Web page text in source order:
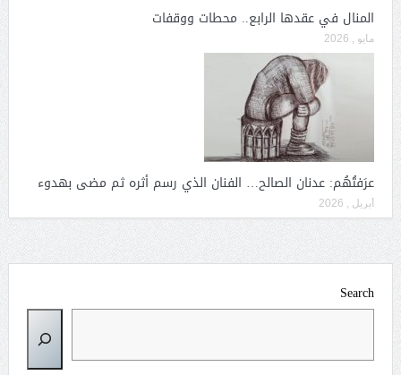
المنال في عقدها الرابع.. محطات ووقفات
مايو , 2026
عرَفتُهُم: عدنان الصالح… الفنان الذي رسم أثره ثم مضى بهدوء
أبريل , 2026
Search